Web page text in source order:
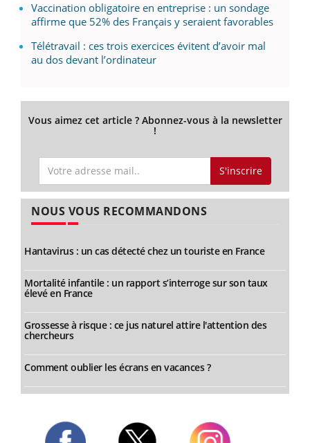
Vaccination obligatoire en entreprise : un sondage
affirme que 52% des Français y seraient favorables
Télétravail : ces trois exercices évitent d’avoir mal
au dos devant l’ordinateur
Vous aimez cet article ? Abonnez-vous à la newsletter
!
S'inscrire
NOUS VOUS RECOMMANDONS
Hantavirus : un cas détecté chez un touriste en France
Mortalité infantile : un rapport s’interroge sur son taux
élevé en France
Grossesse à risque : ce jus naturel attire l'attention des
chercheurs
Comment oublier les écrans en vacances ?